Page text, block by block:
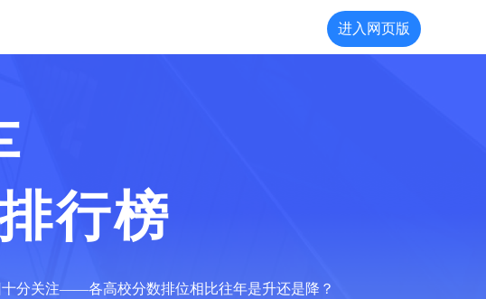
进入网页版
行榜
分关注——各高校分数排位相比往年是升还是降？